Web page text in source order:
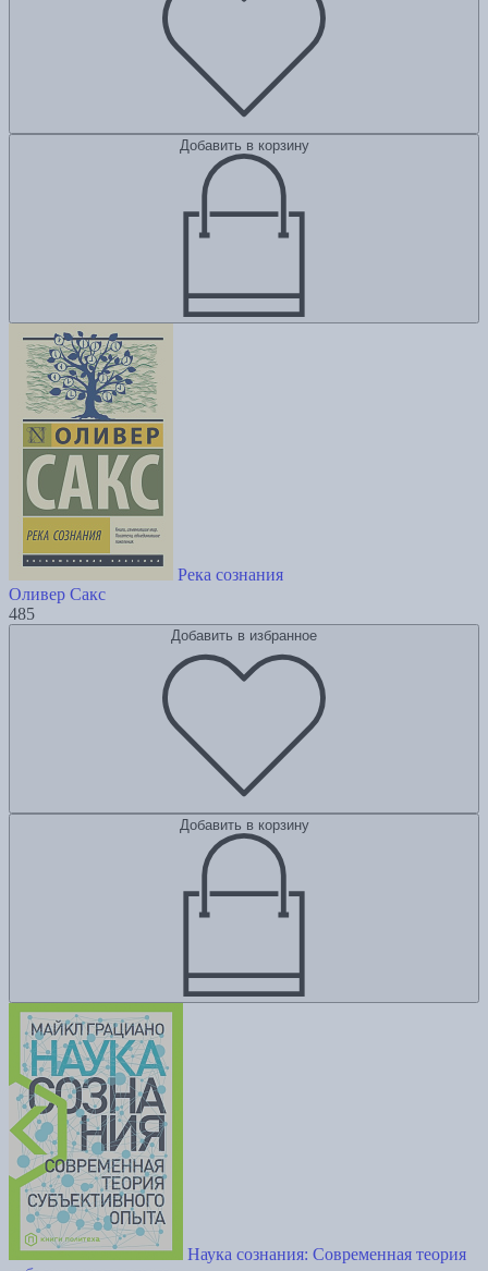
Добавить в корзину
Река сознания
Оливер Сакс
485
Добавить в избранное
Добавить в корзину
Наука сознания: Современная теория